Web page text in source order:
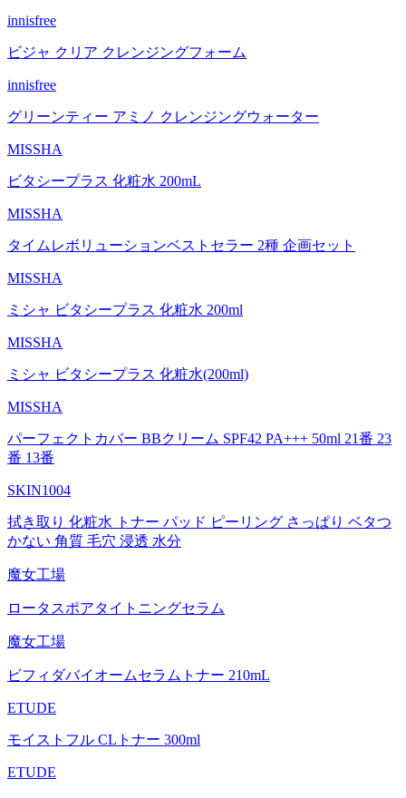
innisfree
ビジャ クリア クレンジングフォーム
innisfree
グリーンティー アミノ クレンジングウォーター
MISSHA
ビタシープラス 化粧水 200mL
MISSHA
タイムレボリューションベストセラー 2種 企画セット
MISSHA
ミシャ ビタシープラス 化粧水 200ml
MISSHA
ミシャ ビタシープラス 化粧水(200ml)
MISSHA
パーフェクトカバー BBクリーム SPF42 PA+++ 50ml 21番 23
番 13番
SKIN1004
拭き取り 化粧水 トナー パッド ピーリング さっぱり ベタつ
かない 角質 毛穴 浸透 水分
魔女工場
ロータスポアタイトニングセラム
魔女工場
ビフィダバイオームセラムトナー 210mL
ETUDE
モイストフル CLトナー 300ml
ETUDE